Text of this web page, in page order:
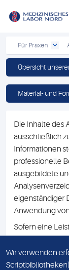
Für Praxen
Übersicht
Material- und
Die Inhalte des
ausschließlich
Informationen
professionelle
ausgebildete
eigenständiger
Anwendung
Sofern eine
Namen des
Wir verwenden